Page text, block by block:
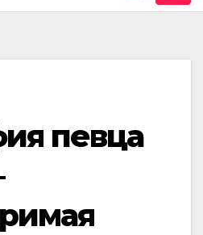
певца